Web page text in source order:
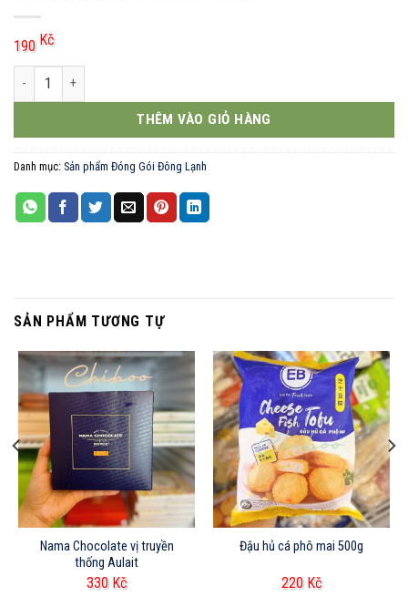
190 Kč
Tteokbokki hot & sweet 570g số lượng
THÊM VÀO GIỎ HÀNG
Danh mục: Sản phẩm Đóng Gói Đông Lạnh
SẢN PHẨM TƯƠNG TỰ
Nama Chocolate vị truyền
thống Aulait
330 Kč
Đậu hủ cá phô mai 500g
220 Kč